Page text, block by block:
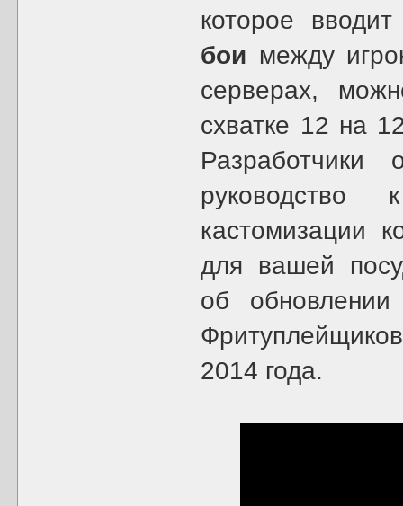
которое
бои между
серверах,
схватке 12 на
Разработчики
руководство
кастомизации
для вашей
об
2014 года.